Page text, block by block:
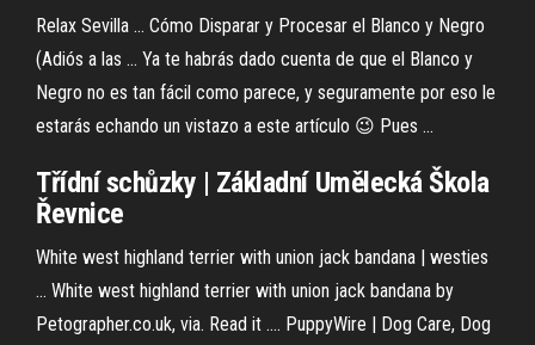
Relax Sevilla ... Cómo Disparar y Procesar el Blanco y Negro
(Adiós a las ... Ya te habrás dado cuenta de que el Blanco y
Negro no es tan fácil como parece, y seguramente por eso le
estarás echando un vistazo a este artículo 😉 Pues ...
Třídní schůzky | Základní Umělecká Škola
Řevnice
White west highland terrier with union jack bandana | westies
... White west highland terrier with union jack bandana by
Petographer.co.uk, via. Read it .... PuppyWire | Dog Care, Dog